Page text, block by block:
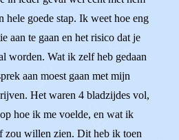
hele goede stap. Ik weet hoe eng
aan te gaan en het risico dat je
worden. Wat ik zelf heb gedaan
aan moest gaan met mijn
Het waren 4 bladzijdes vol,
hoe ik me voelde, en wat ik
zou willen zien. Dit heb ik toen